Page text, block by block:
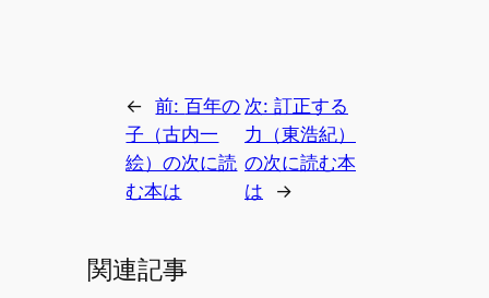
← 前:百年の
子（古内一
絵）の次に読
む本は
次: 訂正する
力（東浩紀）
の次に読む本
は
→
関連記事